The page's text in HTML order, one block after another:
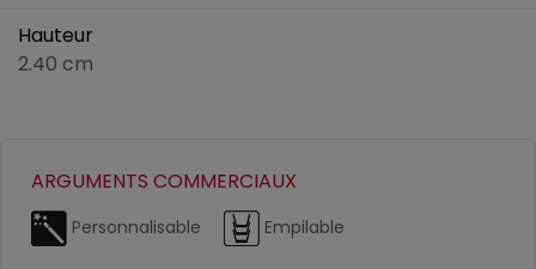
Hauteur
2.40 cm
ARGUMENTS COMMERCIAUX
Personnalisable Empilable